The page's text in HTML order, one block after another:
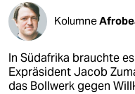
Kolumne
In Südafrika brauchte
Expräsident Jacob
das Bollwerk gegen